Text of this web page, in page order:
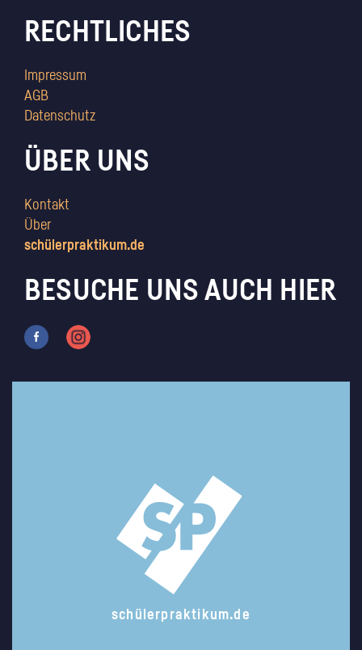
RECHTLICHES
Impressum
AGB
Datenschutz
ÜBER UNS
Kontakt
Über
schülerpraktikum.de
BESUCHE UNS AUCH HIER
schülerpraktikum.de